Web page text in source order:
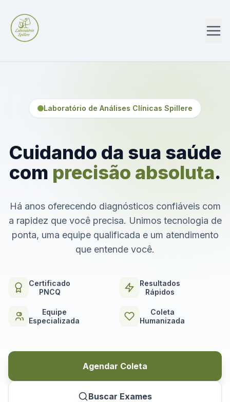
Laboratório de Análises Clínicas Spillere
Cuidando da sua saúde
com precisão absoluta.
Há anos oferecendo diagnósticos confiáveis com
a rapidez que você precisa. Unimos tecnologia de
ponta, uma equipe qualificada e um atendimento
que entende você.
Certificado
PNCQ
Resultados
Rápidos
Equipe
Especializada
Coleta
Humanizada
Agendar Coleta
Buscar Exames